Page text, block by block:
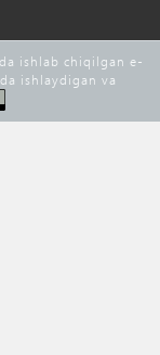
ishlab chiqilgan e-
ishlaydigan va